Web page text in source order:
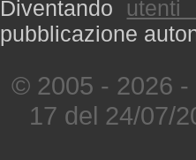
Diventando utenti
pubblicazione
© 2005 - 2026
17 del 24/07/